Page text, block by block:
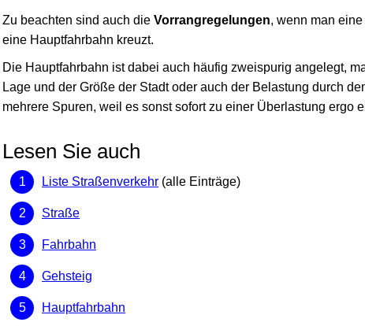
Zu beachten sind auch die Vorrangregelungen, wenn man
eine Hauptfahrbahn kreuzt.
Die Hauptfahrbahn ist dabei auch häufig zweispurig angelegt,
Lage und der Größe der Stadt oder auch der Belastung durch
mehrere Spuren, weil es sonst sofort zu einer Überlastung ergo
Lesen Sie auch
Liste Straßenverkehr (alle Einträge)
Straße
Fahrbahn
Gehsteig
Hauptfahrbahn